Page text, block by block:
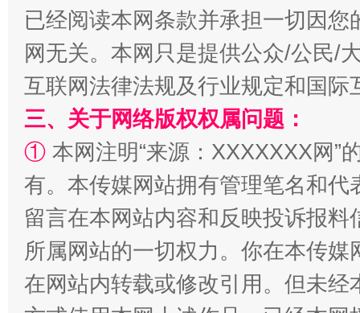
全民健身五年计划来了！等你上场
阿坝州三大球赛在茂县开幕 规模
已经阅读本网条款并承担一切因
网无关。本网只是提供公众/公民/
互联网法律法规及行业规定和国
三、关于网络版权权属问题：
① 本网注明“来源：XXXXXXX网”
有。本传媒网站拥有管理笔名和
留言在本网站内容和反映投诉报
所属网站的一切权力。你在本传
在网站内转载或修改引用。但未